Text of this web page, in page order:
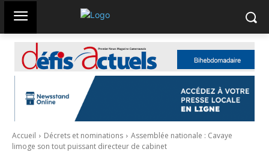
Accueil Décrets et nominations
Assemblée nationale : Cavaye
limoge son tout puissant directeur de cabinet